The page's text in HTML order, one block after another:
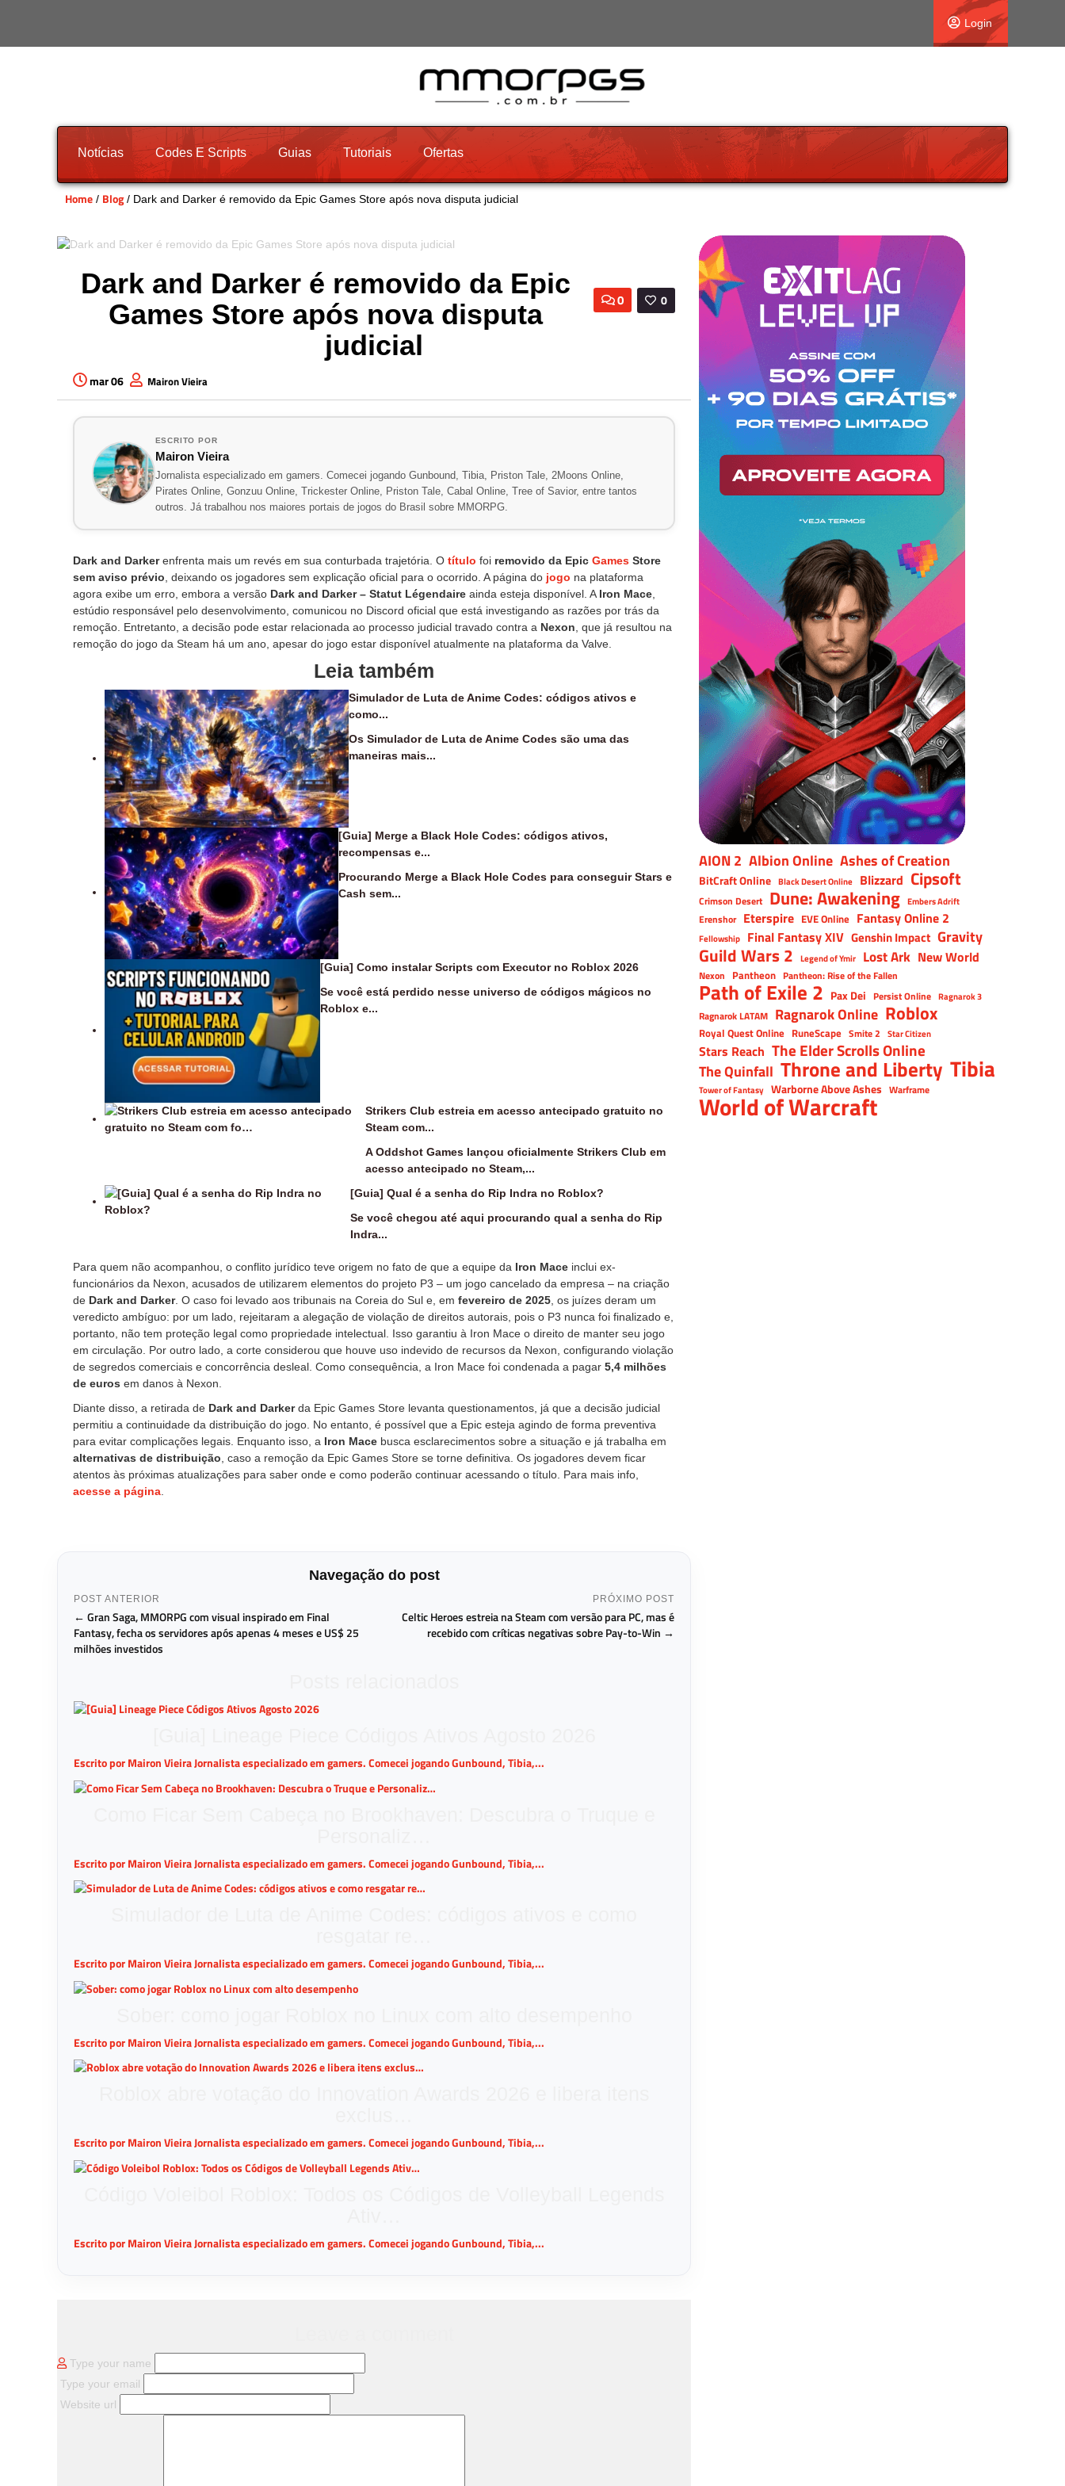
Login
Notícias Codes E Scripts Guias Tutoriais Ofertas
Home / Blog/ Dark and Darker é removido da Epic Games Store após nova disputa judicial
0
0
Dark and Darker é removido da Epic
Games Store após nova disputa
judicial
mar 06 Mairon Vieira
ESCRITO POR
Mairon Vieira
Jornalista especializado em gamers. Comecei jogando Gunbound, Tibia, Priston Tale, 2Moons Online,
Pirates Online, Gonzuu Online, Trickester Online, Priston Tale, Cabal Online, Tree of Savior, entre tantos
outros. Já trabalhou nos maiores portais de jogos do Brasil sobre MMORPG.
Dark and Darkerenfrenta mais um revés em sua conturbada trajetória. O título foi removido da Epic Games Store
sem aviso prévio, deixando os jogadores sem explicação oficial para o ocorrido. A página do jogo na plataforma
agora exibe um erro, embora a versão Dark and Darker – Statut Légendaire ainda esteja disponível. AIron Mace,
estúdio responsável pelo desenvolvimento, comunicou no Discord oficial que está investigando as razões por trás da
remoção. Entretanto, a decisão pode estar relacionada ao processo judicial travado contra a Nexon, que já resultou na
remoção do jogo da Steam há um ano, apesar do jogo estar disponível atualmente na plataforma da Valve.
Leia também
Simulador de Luta de Anime Codes: códigos ativos e
como...
Os Simulador de Luta de Anime Codes são uma das
maneiras mais...
[Guia] Merge a Black Hole Codes: códigos ativos,
recompensas e...
Procurando Merge a Black Hole Codes para conseguir Stars e
Cash sem...
[Guia] Como instalar Scripts com Executor no Roblox 2026
Se você está perdido nesse universo de códigos mágicos no
Roblox e...
Strikers Club estreia em acesso antecipado gratuito no
Steam com...
A Oddshot Games lançou oficialmente Strikers Club em
acesso antecipado no Steam,...
[Guia] Qual é a senha do Rip Indra no Roblox?
Se você chegou até aqui procurando qual a senha do Rip
Indra...
Para quem não acompanhou, o conflito jurídico teve origem no fato de que a equipe da Iron Mace inclui ex-
funcionários da Nexon, acusados de utilizarem elementos do projeto P3 – um jogo cancelado da empresa – na criação
de Dark and Darker. O caso foi levado aos tribunais na Coreia do Sul e, em fevereiro de 2025 , os juízes deram um
veredicto ambíguo: por um lado, rejeitaram a alegação de violação de direitos autorais, pois o P3 nunca foi finalizado e,
portanto, não tem proteção legal como propriedade intelectual. Isso garantiu à Iron Mace o direito de manter seu jogo
em circulação. Por outro lado, a corte considerou que houve uso indevido de recursos da Nexon, configurando violação
de segredos comerciais e concorrência desleal. Como consequência, a Iron Mace foi condenada a pagar 5,4 milhões
de euros em danos à Nexon.
Diante disso, a retirada de Dark and Darkerda Epic Games Store levanta questionamentos, já que a decisão judicial
permitiu a continuidade da distribuição do jogo. No entanto, é possível que a Epic esteja agindo de forma preventiva
para evitar complicações legais. Enquanto isso, a Iron Mace busca esclarecimentos sobre a situação e já trabalha em
alternativas de distribuição , caso a remoção da Epic Games Store se torne definitiva. Os jogadores devem ficar
atentos às próximas atualizações para saber onde e como poderão continuar acessando o título. Para mais info,
acesse a página
Navegação do post
POST ANTERIOR
← Gran Saga, MMORPG com visual inspirado em Final
Fantasy, fecha os servidores após apenas 4 meses e US$ 25
milhões investidos
PRÓXIMO POST
Celtic Heroes estreia na Steam com versão para PC, mas é
recebido com críticas negativas sobre Pay-to-Win →
Escrito por Mairon Vieira Jornalista especializado em gamers. Comecei jogando Gunbound, Tibia,...
Escrito por Mairon Vieira Jornalista especializado em gamers. Comecei jogando Gunbound, Tibia,...
Escrito por Mairon Vieira Jornalista especializado em gamers. Comecei jogando Gunbound, Tibia,...
Escrito por Mairon Vieira Jornalista especializado em gamers. Comecei jogando Gunbound, Tibia,...
Escrito por Mairon Vieira Jornalista especializado em gamers. Comecei jogando Gunbound, Tibia,...
Escrito por Mairon Vieira Jornalista especializado em gamers. Comecei jogando Gunbound, Tibia,...
Type your name
Type your email
Website url
AION 2 Albion Online Ashes of Creation
BitCraft Online Black Desert Online Blizzard Cipsoft
Crimson Desert Dune: Awakening Embers Adrift
Erenshor Eterspire EVE Online Fantasy Online 2
Fellowship Final Fantasy XIV Genshin Impact Gravity
Guild Wars 2 Legend of Ymir Lost Ark New World
Nexon Pantheon Pantheon: Rise of the Fallen
Path of Exile 2 Pax Dei Persist Online Ragnarok 3
Ragnarok LATAM Ragnarok Online Roblox
Royal Quest Online RuneScape Smite 2 Star Citizen
Stars Reach The Elder Scrolls Online
The Quinfall Throne and Liberty Tibia
Tower of Fantasy Warborne Above Ashes Warframe
World of Warcraft